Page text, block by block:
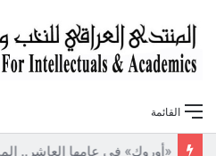
القائمة